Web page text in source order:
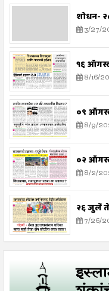
शोधन-
3/27/
१६
8/16/
०९
8/9/
०२
8/2/
२६ जुलै
7/26/